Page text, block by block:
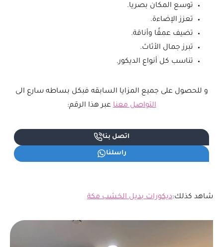
توسع المكان بصريا.
تعزز الإضاءة.
تضيف عمقًا وأناقة.
تبرز جمال الأثاث.
تناسب كل أنواع الديكور.
و للحصول على جميع المزايا السابقه فبكل بساطه سارع الى
التواصل معناعبر هذا الرقم:
اتصل بنا
راسلنا
شاهد كذلك:ديكورات بديل الخشب مكة